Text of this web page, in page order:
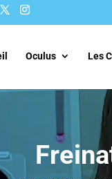
Oculus Les